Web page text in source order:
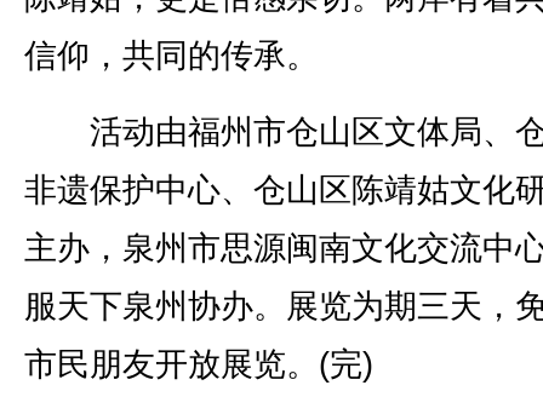
信仰，共同的传承。
活动由福州市仓山区文体局、
非遗保护中心、仓山区陈靖姑文化
主办，泉州市思源闽南文化交流中
服天下泉州协办。展览为期三天，
市民朋友开放展览。(完)